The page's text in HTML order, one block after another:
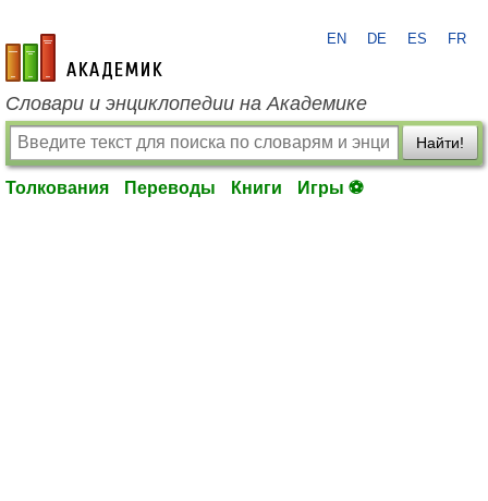
academic.ru
EN DE ES FR
Словари и энциклопедии на Академике
Найти!
Толкования Переводы Книги Игры ⚽